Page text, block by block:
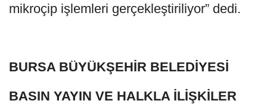
mikroçip işlemleri gerçekleştiriliyor” dedi.
BURSA BÜYÜKŞEHİR BELEDİYESİ
BASIN YAYIN VE HALKLA İLİŞKİLER